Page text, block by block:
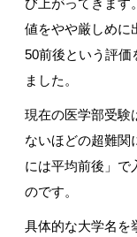
値をやや厳しめに
50前後という評価
ました。
現在の医学部受験
ないほどの超難関
には平均前後」で
のです。
具体的な大学名を